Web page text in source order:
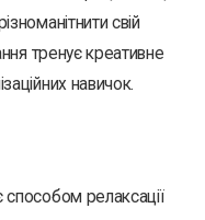
свій
тренує креативне
навичок.
релаксації